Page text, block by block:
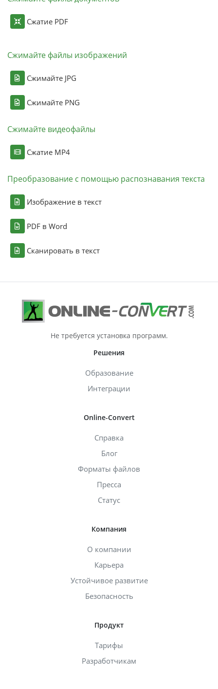
Сжатие PDF
Сжимайте файлы изображений
Сжимайте JPG
Сжимайте PNG
Сжимайте видеофайлы
Сжатие MP4
Преобразование с помощью распознавания текста
Изображение в текст
PDF в Word
Сканировать в текст
Не требуется установка программ.
Решения
Образование
Интеграции
Online-Convert
Справка
Блог
Форматы файлов
Пресса
Статус
Компания
О компании
Карьера
Устойчивое развитие
Безопасность
Продукт
Тарифы
Разработчикам